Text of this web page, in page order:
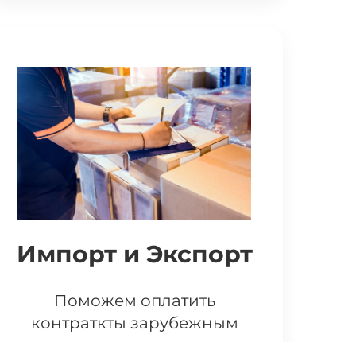
Импорт и Экспорт
Поможем оплатить
контраткты зарубежным